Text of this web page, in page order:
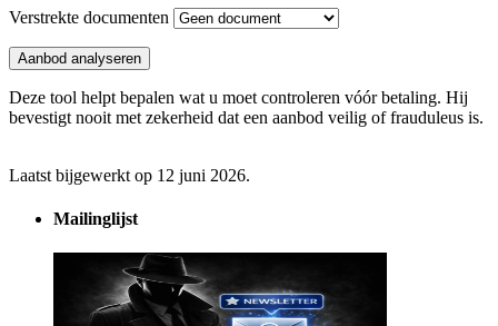
Verstrekte documenten
Aanbod analyseren
Deze tool helpt bepalen wat u moet controleren vóór betaling. Hij
bevestigt nooit met zekerheid dat een aanbod veilig of frauduleus is.
Laatst bijgewerkt op 12 juni 2026.
Mailinglijst